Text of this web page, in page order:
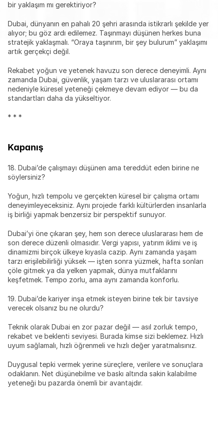
bir yaklaşım mı gerektiriyor?
Dubai, dünyanın en pahalı 20 şehri arasında istikrarlı şekilde yer
alıyor; bu göz ardı edilemez. Taşınmayı düşünen herkes buna
stratejik yaklaşmalı. “Oraya taşınırım, bir şey bulurum” yaklaşımı
artık gerçekçi değil.
Rekabet yoğun ve yetenek havuzu son derece deneyimli. Aynı
zamanda Dubai, güvenlik, yaşam tarzı ve uluslararası ortamı
nedeniyle küresel yeteneği çekmeye devam ediyor — bu da
standartları daha da yükseltiyor.
* * *
Kapanış
18. Dubai’de çalışmayı düşünen ama tereddüt eden birine ne
söylersiniz?
Yoğun, hızlı tempolu ve gerçekten küresel bir çalışma ortamı
deneyimleyeceksiniz. Aynı projede farklı kültürlerden insanlarla
iş birliği yapmak benzersiz bir perspektif sunuyor.
Dubai’yi öne çıkaran şey, hem son derece uluslararası hem de
son derece düzenli olmasıdır. Vergi yapısı, yatırım iklimi ve iş
dinamizmi birçok ülkeye kıyasla cazip. Aynı zamanda yaşam
tarzı erişilebilirliği yüksek — işten sonra yüzmek, hafta sonları
çöle gitmek ya da yelken yapmak, dünya mutfaklarını
keşfetmek. Tempo zorlu, ama aynı zamanda konforlu.
19. Dubai’de kariyer inşa etmek isteyen birine tek bir tavsiye
verecek olsanız bu ne olurdu?
Teknik olarak Dubai en zor pazar değil — asıl zorluk tempo,
rekabet ve beklenti seviyesi. Burada kimse sizi beklemez. Hızlı
uyum sağlamalı, hızlı öğrenmeli ve hızlı değer yaratmalısınız.
Duygusal tepki vermek yerine süreçlere, verilere ve sonuçlara
odaklanın. Net düşünebilme ve baskı altında sakin kalabilme
yeteneği bu pazarda önemli bir avantajdır.